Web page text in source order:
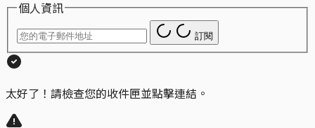
個人資訊
訂閱
太好了！請檢查您的收件匣並點擊連結。